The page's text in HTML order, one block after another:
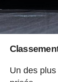
Un des